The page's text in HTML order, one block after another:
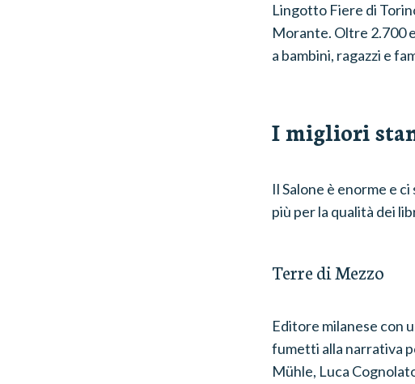
Lingotto Fiere di
Morante. Oltre 2.700
a bambini, ragazzi e
I migliori
Il Salone è enorme e
più per la qualità dei
Terre di Mezzo
Editore milanese con
fumetti alla narrativa
Mühle, Luca